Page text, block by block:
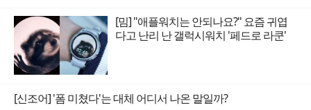
[밈] "애플워치는 안되나요?" 요즘 귀엽
다고 난리 난 갤럭시워치 '페드로 라쿤'
[신조어] '폼 미쳤다'는 대체 어디서 나온 말일까?